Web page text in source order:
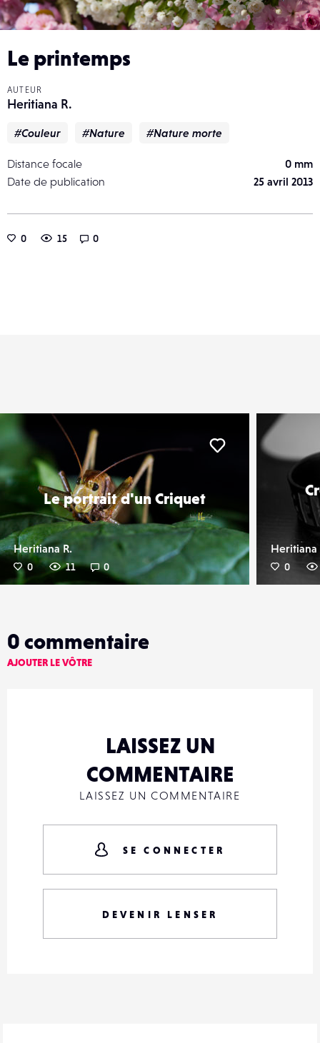
Le printemps
AUTEUR
Heritiana R.
#Couleur #Nature #Nature morte
Distance focale
0 mm
Date de publication
25 avril 2013
0 15 0
Le portrait d'un Criquet
Heritiana R.
0 11 0
Liker
Heritiana
0
0 commentaire
AJOUTER LE VÔTRE
LAISSEZ UN
COMMENTAIRE
LAISSEZ UN COMMENTAIRE
SE CONNECTER
DEVENIR LENSER